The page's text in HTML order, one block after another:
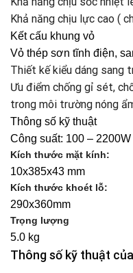
Khả năng chịu lực cao (
Kết cấu khung vỏ
Vỏ thép sơn tĩnh điện,
Thiết kế kiểu dáng sang
Ưu điểm chống gỉ sét,
trong môi trường nóng
Thông số kỹ thuật
Công suất: 100 – 2200W
Kích thước mặt kính:
10x385x43 mm
Kích thước khoét lỗ:
290x360mm
Trọng lượng
5.0 kg
Thông số kỹ thuật